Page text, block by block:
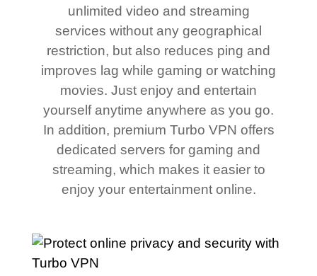
unlimited video and streaming
services without any geographical
restriction, but also reduces ping and
improves lag while gaming or watching
movies. Just enjoy and entertain
yourself anytime anywhere as you go.
In addition, premium Turbo VPN offers
dedicated servers for gaming and
streaming, which makes it easier to
enjoy your entertainment online.